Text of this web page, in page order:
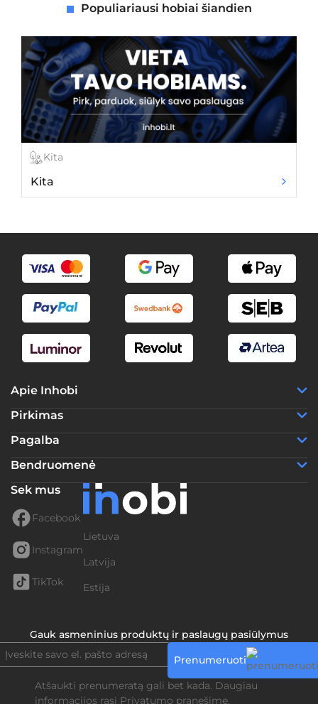
Populiariausi hobiai šiandien
Kita
Kita
Apie Inhobi
Pirkimas
Pagalba
Bendruomenė
Sek mus
Facebook
Instagram
TikTok
Lietuva
Latvija
Estija
Gauk asmeninius produktų ir paslaugų pasiūlymus
Prenumeruoti
Atšaukti prenumeratą gali bet kada. Daugiau
informacijos rasi Privatumo pranešime.